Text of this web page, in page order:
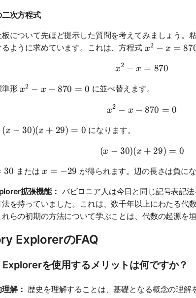
次方程式
について先ほど提示した質問を考えてみましょう。
ように求めています。これは、方程式 x^2 - x =
x2 − x =
x^2 - x = 870
x2 − x = 870
準形x^2 - x - 870 = 0
x2 − x − 870 = 0 に並べ替えます。
x^2 - x - 870
x2 − x − 870 = 0
(x - 30)(x + 29) = 0
(x − 30)(x + 29) = 0 になります。
(x - 30)(x +
(x − 30)(x + 29) = 0
30
30 またはx = -29
x = −29 が得られます。辺の長さは負に
拡張機能： バビロニア人は今日と同じ記号表記
を持っていました。これは、数千年以上にわたる代
らの初期の方法について学ぶことは、代数の起源を
ExplorerのFAQ
を使用するメリットは何ですか？
解： 歴史を理解することは、基礎となる概念の理